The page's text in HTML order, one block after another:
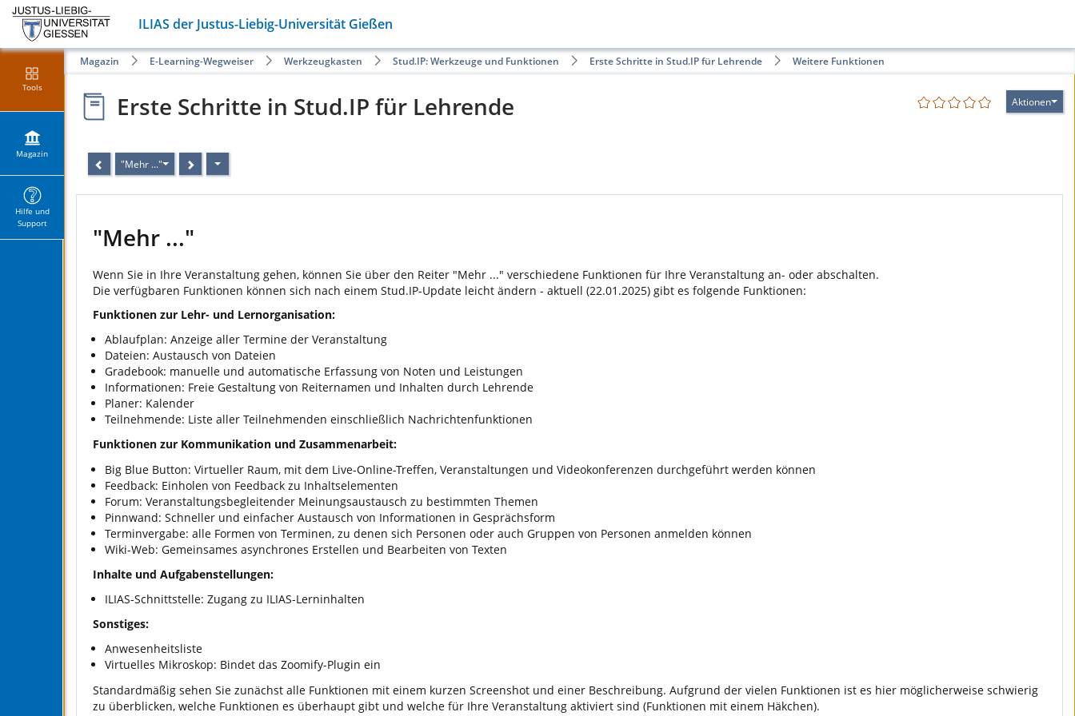
ILIAS der Justus-Liebig-Universität Gießen
Tools
Magazin
Hilfe und
Support
Magazin E-Learning-Wegweiser Werkzeugkasten Stud.IP: Werkzeuge und Funktionen Erste Schritte in Stud.IP für Lehrende Weitere Funktionen
Aktionen
Erste Schritte in Stud.IP für Lehrende
"Mehr ..."
"Mehr ..."
Wenn Sie in Ihre Veranstaltung gehen, können Sie über den Reiter "Mehr ..." verschiedene Funktionen für Ihre Veranstaltung an- oder abschalten.
Die verfügbaren Funktionen können sich nach einem Stud.IP-Update leicht ändern - aktuell (22.01.2025) gibt es folgende Funktionen:
Funktionen zur Lehr- und Lernorganisation:
Ablaufplan: Anzeige aller Termine der Veranstaltung
Dateien: Austausch von Dateien
Gradebook: manuelle und automatische Erfassung von Noten und Leistungen
Informationen: Freie Gestaltung von Reiternamen und Inhalten durch Lehrende
Planer: Kalender
Teilnehmende: Liste aller Teilnehmenden einschließlich Nachrichtenfunktionen
Funktionen zur Kommunikation und Zusammenarbeit:
Big Blue Button: Virtueller Raum, mit dem Live-Online-Treffen, Veranstaltungen und Videokonferenzen durchgeführt werden können
Feedback: Einholen von Feedback zu Inhaltselementen
Forum: Veranstaltungsbegleitender Meinungsaustausch zu bestimmten Themen
Pinnwand: Schneller und einfacher Austausch von Informationen in Gesprächsform
Terminvergabe: alle Formen von Terminen, zu denen sich Personen oder auch Gruppen von Personen anmelden können
Wiki-Web: Gemeinsames asynchrones Erstellen und Bearbeiten von Texten
Inhalte und Aufgabenstellungen:
ILIAS-Schnittstelle: Zugang zu ILIAS-Lerninhalten
Sonstiges:
Anwesenheitsliste
Virtuelles Mikroskop: Bindet das Zoomify-Plugin ein
Standardmäßig sehen Sie zunächst alle Funktionen mit einem kurzen Screenshot und einer Beschreibung. Aufgrund der vielen Funktionen ist es hier möglicherweise schwierig
zu überblicken, welche Funktionen es überhaupt gibt und welche für Ihre Veranstaltung aktiviert sind (Funktionen mit einem Häkchen).